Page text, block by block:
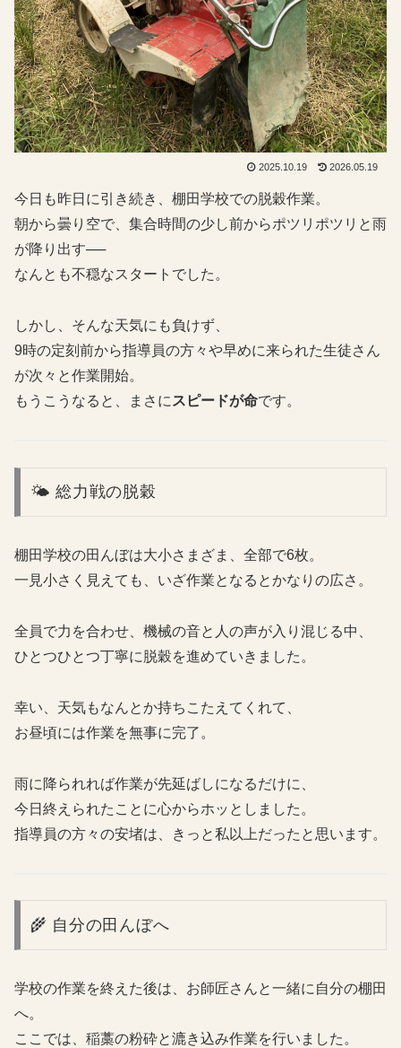
2025.10.19 2026.05.19
今日も昨日に引き続き、棚田学校での脱穀作業。
朝から曇り空で、集合時間の少し前からポツリポツリと雨
が降り出す──
なんとも不穏なスタートでした。
しかし、そんな天気にも負けず、
9時の定刻前から指導員の方々や早めに来られた生徒さん
が次々と作業開始。
もうこうなると、まさに スピードが命です。
🌤 総力戦の脱穀
棚田学校の田んぼは大小さまざま、全部で6枚。
一見小さく見えても、いざ作業となるとかなりの広さ。
全員で力を合わせ、機械の音と人の声が入り混じる中、
ひとつひとつ丁寧に脱穀を進めていきました。
幸い、天気もなんとか持ちこたえてくれて、
お昼頃には作業を無事に完了。
雨に降られれば作業が先延ばしになるだけに、
今日終えられたことに心からホッとしました。
指導員の方々の安堵は、きっと私以上だったと思います。
🌾 自分の田んぼへ
学校の作業を終えた後は、お師匠さんと一緒に自分の棚田
へ。
ここでは、稲藁の粉砕と漉き込み作業を行いました。